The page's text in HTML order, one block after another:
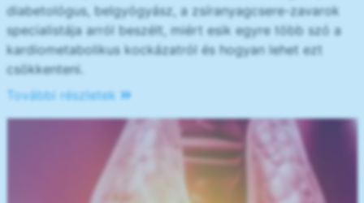
diabetológus, belgyógyász, a zsíranyagcsere-zavarok
specialistája arról beszélt, miért esik egyre több szó a
kardiometabolikus kockázatról és hogyan lehet ezt
csökkenteni.
További részletek